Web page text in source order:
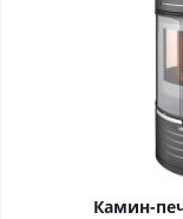
Камин-